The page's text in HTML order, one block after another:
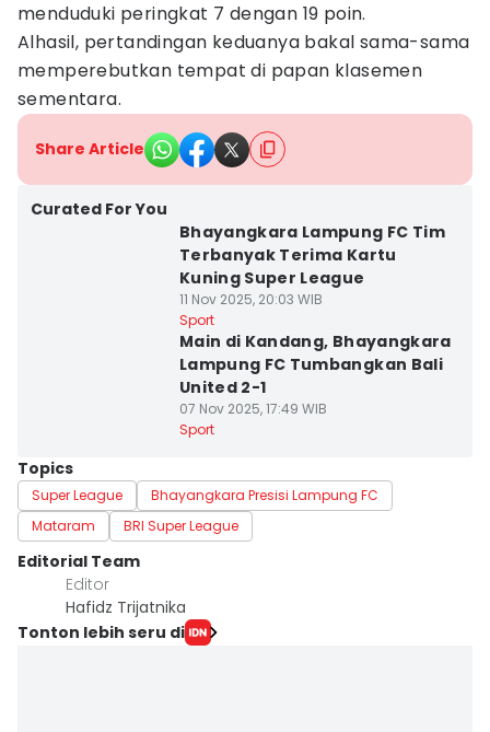
menduduki peringkat 7 dengan 19 poin.
Alhasil, pertandingan keduanya bakal sama-sama
memperebutkan tempat di papan klasemen
sementara.
Share Article
Curated For You
Bhayangkara Lampung FC Tim
Terbanyak Terima Kartu
Kuning Super League
11 Nov 2025, 20:03 WIB
Sport
Main di Kandang, Bhayangkara
Lampung FC Tumbangkan Bali
United 2-1
07 Nov 2025, 17:49 WIB
Sport
Topics
Super League
Bhayangkara Presisi Lampung FC
Mataram
BRI Super League
Editorial Team
Editor
Hafidz Trijatnika
Tonton lebih seru di